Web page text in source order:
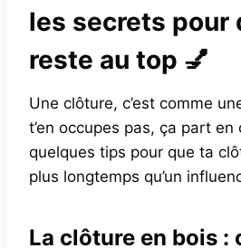
les secrets pour
reste au top 💅
Une clôture, c’est comme
t’en occupes pas, ça part en
quelques tips pour que ta
plus longtemps qu’un
La clôture en bois :